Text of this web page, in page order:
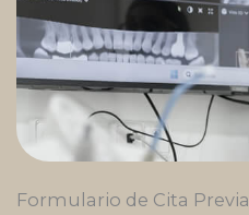
Formulario de Cita Previa